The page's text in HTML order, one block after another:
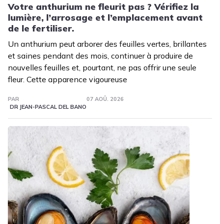
Votre anthurium ne fleurit pas ? Vérifiez la
lumière, l’arrosage et l’emplacement avant
de le fertiliser.
Un anthurium peut arborer des feuilles vertes, brillantes
et saines pendant des mois, continuer à produire de
nouvelles feuilles et, pourtant, ne pas offrir une seule
fleur. Cette apparence vigoureuse
PAR
DR JEAN-PASCAL DEL BANO
07 AOÛ. 2026